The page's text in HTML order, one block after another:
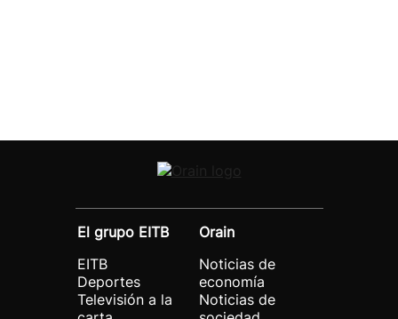
El grupo EITB
EITB
Deportes
Televisión a la
Orain
Noticias de
economía
Noticias de